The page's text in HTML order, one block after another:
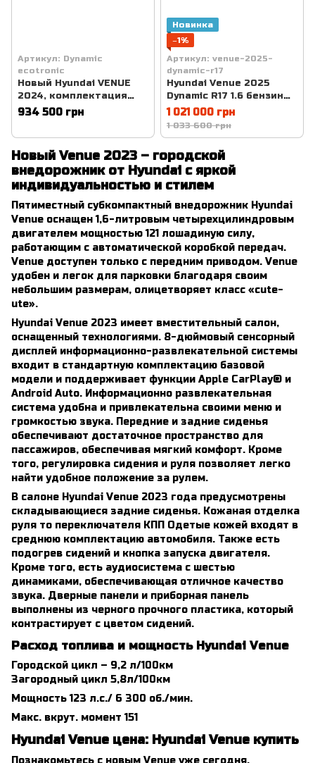
Артикул: Dynamic
ecotronic
Новый Hyundai VENUE
2024, комплектация
Dynamic, цвет ecotronic
gray pearl, двигатель 1.6
934 500 грн
Новинка
−1%
Артикул: venue-2025-
dynamic-r17
Hyundai Venue 2025
Dynamic R17 1.6 бензин
(123 л.с.), Ecotronic Gray
1 021 000 грн
1 033 600 грн
Новый Venue 2023 – городской
внедорожник от Hyundai с яркой
индивидуальностью и стилем
Пятиместный субкомпактный внедорожник Hyundai
Venue оснащен 1,6-литровым четырехцилиндровым
двигателем мощностью 121 лошадиную силу,
работающим с автоматической коробкой передач.
Venue доступен только с передним приводом. Venue
удобен и легок для парковки благодаря своим
небольшим размерам, олицетворяет класс «cute-
ute».
Hyundai Venue 2023 имеет вместительный салон,
оснащенный технологиями. 8-дюймовый сенсорный
дисплей информационно-развлекательной системы
входит в стандартную комплектацию базовой
модели и поддерживает функции Apple CarPlay® и
Android Auto. Информационно развлекательная
система удобна и привлекательна своими меню и
громкостью звука. Передние и задние сиденья
обеспечивают достаточное пространство для
пассажиров, обеспечивая мягкий комфорт. Кроме
того, регулировка сидения и руля позволяет легко
найти удобное положение за рулем.
В салоне Hyundai Venue 2023 года предусмотрены
складывающиеся задние сиденья. Кожаная отделка
руля то переключателя КПП Одетые кожей входят в
среднюю комплектацию автомобиля. Также есть
подогрев сидений и кнопка запуска двигателя.
Кроме того, есть аудиосистема с шестью
динамиками, обеспечивающая отличное качество
звука. Дверные панели и приборная панель
выполнены из черного прочного пластика, который
контрастирует с цветом сидений.
Расход топлива и мощность Hyundai Venue
Городской цикл – 9,2 л/100км
Загородный цикл 5,8л/100км
Мощность 123 л.с./ 6 300 об./мин.
Макс. вкрут. момент 151
Hyundai Venue цена: Hyundai Venue купить
Познакомьтесь с новым Venue уже сегодня.